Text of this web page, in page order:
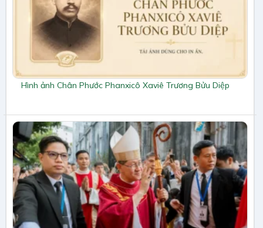
Hình ảnh Chân Phước Phanxicô Xaviê Trương Bửu Diệp